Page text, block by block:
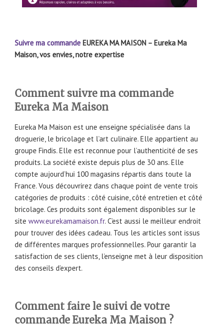
Suivre ma commande EUREKA MA MAISON – Eureka Ma
Maison, vos envies, notre expertise
Comment suivre ma commande
Eureka Ma Maison
Eureka Ma Maison est une enseigne spécialisée dans la
droguerie, le bricolage et l’art culinaire. Elle appartient au
groupe Findis. Elle est reconnue pour l’authenticité de ses
produits. La société existe depuis plus de 30 ans. Elle
compte aujourd’hui 100 magasins répartis dans toute la
France. Vous découvrirez dans chaque point de vente trois
catégories de produits : côté cuisine, côté entretien et côté
bricolage. Ces produits sont également disponibles sur le
site www.eurekamamaison.fr. C’est aussi le meilleur endroit
pour trouver des idées cadeau. Tous les articles sont issus
de différentes marques professionnelles. Pour garantir la
satisfaction de ses clients, l’enseigne met à leur disposition
des conseils d’expert.
Comment faire le suivi de votre
commande Eureka Ma Maison ?